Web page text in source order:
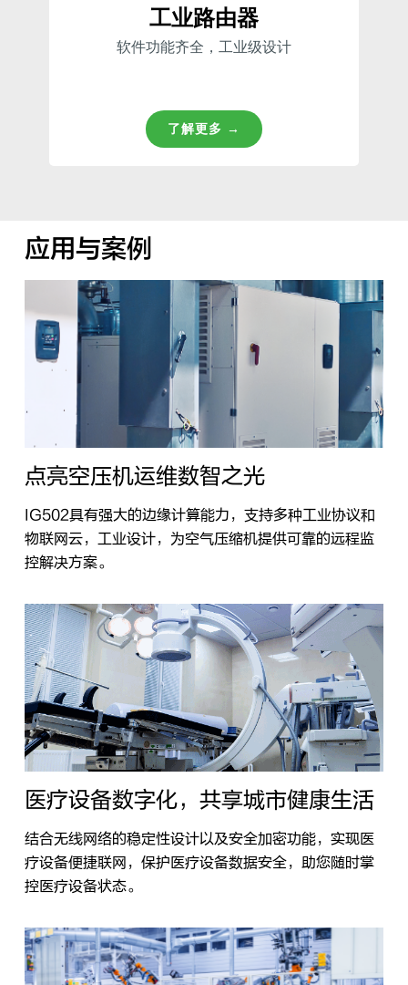
工业路由器
软件功能齐全，工业级设计
了解更多 →
应用与案例
点亮空压机运维数智之光
IG502具有强大的边缘计算能力，支持多种工业协议和
物联网云，工业设计，为空气压缩机提供可靠的远程监
控解决方案。
医疗设备数字化，共享城市健康生活
结合无线网络的稳定性设计以及安全加密功能，实现医
疗设备便捷联网，保护医疗设备数据安全，助您随时掌
控医疗设备状态。